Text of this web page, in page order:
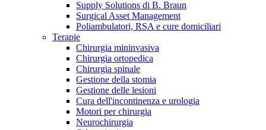
Supply Solutions di B. Braun
Surgical Asset Management
Poliambulatori, RSA e cure domiciliari
Terapie
Chirurgia mininvasiva
Chirurgia ortopedica
Chirurgia spinale
Gestione della stomia
Gestione delle lesioni
Cura dell'incontinenza e urologia
Motori per chirurgia
Neurochirurgia